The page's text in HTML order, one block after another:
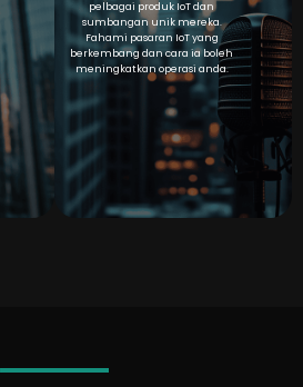
pelbagai produk IoT dan
sumbangan unik mereka.
Fahami pasaran IoT yang
berkembang dan cara ia boleh
meningkatkan operasi anda.